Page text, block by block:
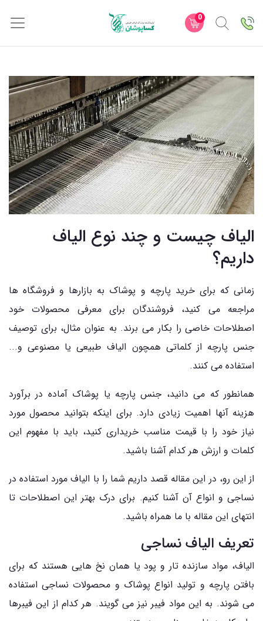
0
الیاف چیست و چند نوع الیاف
داریم؟
زمانی که برای خرید پارچه و پوشاک به بازارها و فروشگاه ها
مراجعه می کنید، فروشندگان برای معرفی محصولات خود
اصطلاحات خاصی را بکار می برند. به عنوان مثال، برای توصیف
جنس پارچه از کلماتی همچون الیاف طبیعی یا مصنوعی و...
استفاده می کنند.
همانطور که می دانید، جنس پارچه یا پوشاک آماده در برآورد
هزینه آنها اهمیت زیادی دارد. برای اینکه بتوانید محصول مورد
نیاز خود را با قیمت مناسب خریداری کنید، باید با مفهوم این
کلمات و ارزش هر کدام آشنا باشید.
از این رو، در این مقاله قصد داریم شما را با الیاف مورد استفاده در
نساجی و انواع آن آشنا کنیم. برای درک بهتر این اصطلاحات تا
انتهای این مقاله با ما همراه باشید.
تعریف الیاف نساجی
الیاف، مواد سازنده تار و پود یا همان نخ هایی هستند که برای
بافتن پارچه و تولید انواع پوشاک و محصولات نساجی استفاده
می شوند. به این مواد فیبر نیز می گویند. هر کدام از این فیبرها